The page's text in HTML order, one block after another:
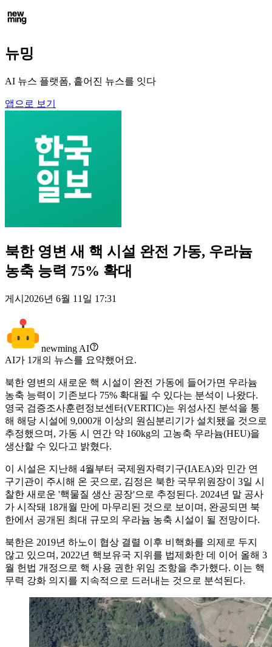
뉴밍
AI 뉴스 플랫폼, 흩어진 뉴스를 잇다
앱으로 보기
북한 영변 새 핵 시설 완전 가동, 우라늄
농축 능력 75% 확대
게시 2026년 6월 11일 17:31
newming AI
AI가 1개의 뉴스를 요약했어요.
북한 영변의 새로운 핵 시설이 완전 가동에 들어가면 우라늄
농축 능력이 기존보다 75% 확대될 수 있다는 분석이 나왔다.
영국 검증조사훈련정보센터(VERTIC)는 위성사진 분석을 통
해 해당 시설에 9,000개 이상의 원심분리기가 설치됐을 것으로
추정했으며, 가동 시 연간 약 160kg의 고농축 우라늄(HEU)을
생산할 수 있다고 밝혔다.
이 시설은 지난해 4월부터 국제원자력기구(IAEA)와 민간 연
구기관이 주시해 온 곳으로, 김정은 북한 국무위원장이 3일 시
찰한 새로운 '핵물질 생산 공장'으로 추정된다. 2024년 말 공사
가 시작돼 18개월 만에 마무리된 것으로 보이며, 완공되면 북
한에서 공개된 최대 규모의 우라늄 농축 시설이 될 전망이다.
북한은 2019년 하노이 협상 결렬 이후 비핵화를 의제로 두지
않고 있으며, 2022년 핵보유국 지위를 법제화한 데 이어 올해 3
월 헌법 개정으로 핵 사용 권한 위임 조항을 추가했다. 이는 핵
무력 강화 의지를 지속적으로 드러내는 것으로 분석된다.